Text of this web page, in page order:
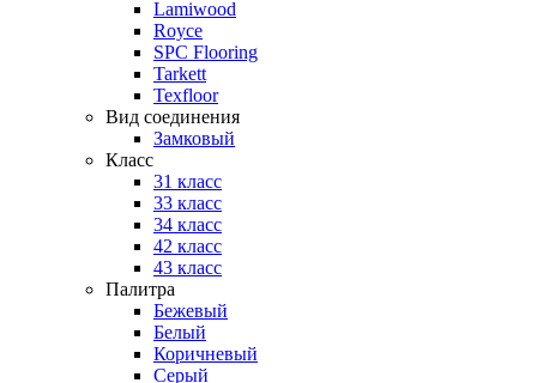
Lamiwood
Royce
SPC Flooring
Tarkett
Texfloor
Вид соединения
Замковый
Класс
31 класс
33 класс
34 класс
42 класс
43 класс
Палитра
Бежевый
Белый
Коричневый
Серый